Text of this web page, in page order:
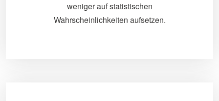
weniger auf statistischen
Wahrscheinlichkeiten aufsetzen.